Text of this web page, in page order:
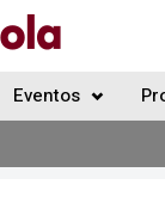
Eventos